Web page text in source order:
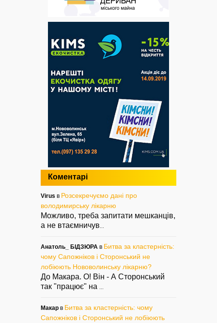
Коментарі
Virus в Розсекречуємо дані про
володимирську лікарню
Можливо, треба запитати мешканців,
а не втаємничув
Анатоль_ БІДЗЮРА в Битва за кластерність:
чому Сапожніков і Сторонський не
лобіюють Нововолинську лікарню?
До Макара. О! Він - А Сторонський
так "працює" на
Макар в Битва за кластерність: чому
Сапожніков і Сторонський не лобіюють